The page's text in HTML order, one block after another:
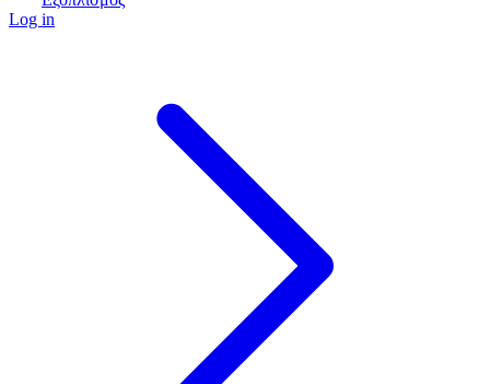
Log in